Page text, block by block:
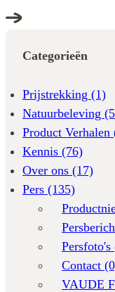
Categorieën
Prijstrekking (1)
Natuurbeleving
Product Verhalen
Kennis (76)
Over ons (17)
Pers (135)
Persfoto's
Contact
VAUDE